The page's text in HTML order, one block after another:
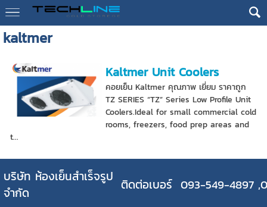
kaltmer
Kaltmer Unit Coolers
คอยเย็น Kaltmer คุณภาพ เยี่ยม ราคาถูก
TZ SERIES “TZ” Series Low Profile Unit
Coolers.Ideal for small commercial cold
rooms, freezers, food prep areas and
t...
บริษัท ห้องเย็นสำเร็จรูป
จำกัด
ติดต่อเบอร์ 093-549-4897